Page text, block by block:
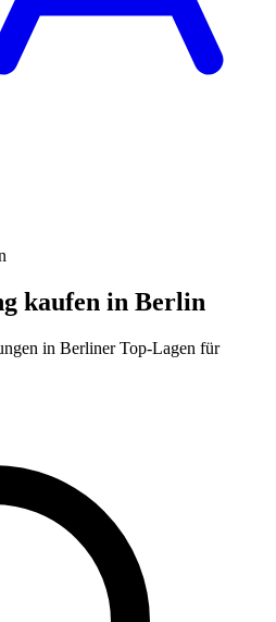
kaufen in Berlin
in Berliner Top-Lagen für